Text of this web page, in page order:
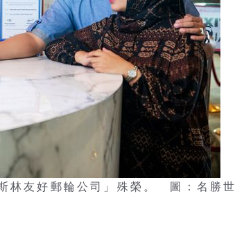
林友好郵輪公司」殊榮。 圖：名勝世